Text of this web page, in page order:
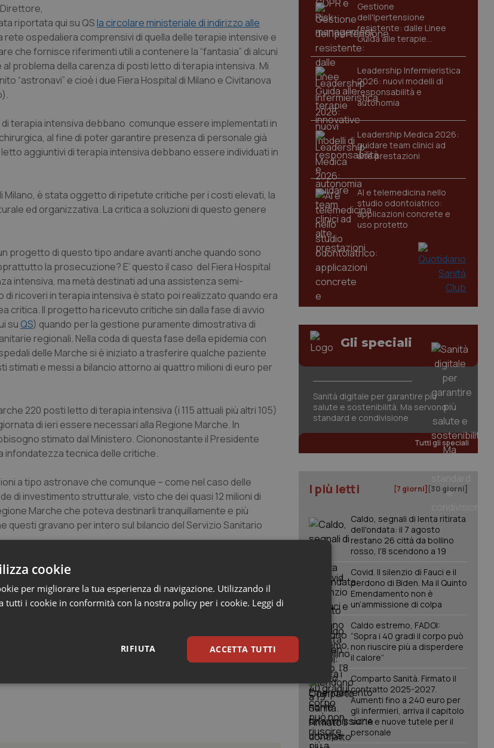
,
riportata qui su QSla circolare ministeriale di indirizzo alle
ospedaliera comprensivi di quella delle terapie intensive e
che fornisce riferimenti utili a contenere la “fantasia” di alcuni
problema della carenza di posti letto di terapia intensiva. Mi
“astronavi” e cioè i due Fiera Hospital di Milano e Civitanova
terapia intensiva debbano comunque essere implementati in
al fine di poter garantire presenza di personale già
aggiuntivi di terapia intensiva debbano essere individuati in
Milano, è stata oggetto di ripetute critiche per i costi elevati, la
ed organizzativa. La critica a soluzioni di questo genere
progetto di questo tipo andare avanti anche quando sono
la prosecuzione? E’ questo il caso del Fiera Hospital
intensiva, ma metà destinati ad una assistenza semi-
ricoveri in terapia intensiva è stato poi realizzato quando era
critica. Il progetto ha ricevuto critiche sin dalla fase di avvio
su QS) quando per la gestione puramente dimostrativa di
regionali. Nella coda di questa fase della epidemia con
delle Marche si è iniziato a trasferire qualche paziente
stimati e messi a bilancio attorno ai quattro milioni di euro per
220 posti letto di terapia intensiva (i 115 attuali più altri 105)
di ieri essere necessari alla Regione Marche. In
stimato dal Ministero. Ciononostante il Presidente
infondatezza tecnica delle critiche.
a tipo astronave che comunque – come nel caso delle
di investimento strutturale, visto che dei quasi 12 milioni di
Marche che poteva destinarli tranquillamente e più
questi gravano per intero sul bilancio del Servizio Sanitario
fare adesso di queste strutture sia per evitare che in
risorse da destinare ad investimenti di maggiore
unanimamente si identificava nel territorio la sede giusta
Gestione
dell'Ipertensione
resistente: dalle Linee
Guida alle terapie
innovative
Leadership Infermieristica
2026: nuovi modelli di
responsabilità e
autonomia
Leadership Medica 2026:
guidare team clinici ad
alte prestazioni
AI e telemedicina nello
studio odontoiatrico:
applicazioni concrete e
uso protetto
Gli speciali
Sanità digitale per garantire più
salute e sostenibilità. Ma servono
standard e condivisione
Tutti gli speciali
I più letti [7 giorni] [30 giorni]
Caldo, segnali di lenta ritirata
dell'ondata: il 7 agosto
restano 26 città da bollino
rosso, l'8 scendono a 19
Covid. Il silenzio di Fauci e il
perdono di Biden. Ma il Quinto
Emendamento non è
un’ammissione di colpa
Caldo estremo, FADOI:
“Sopra i 40 gradi il corpo può
non riuscire più a disperdere
il calore”
Comparto Sanità. Firmato il
contratto 2025-2027.
Aumenti fino a 240 euro per
gli infermieri, arriva il capitolo
sull'IA e nuove tutele per il
personale
cookie
per migliorare la tua esperienza di navigazione. Utilizzando il
tutti i cookie in conformità con la nostra policy per i cookie. Leggi di
ACCETTA TUTTI
RIFIUTA
Statistici Marketing